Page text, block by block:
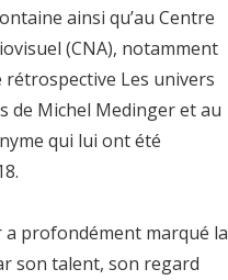
ainsi qu’au Centre
(CNA), notamment
rétrospective Les univers
de Michel Medinger et au
qui lui ont été
a profondément marqué la
son talent, son regard